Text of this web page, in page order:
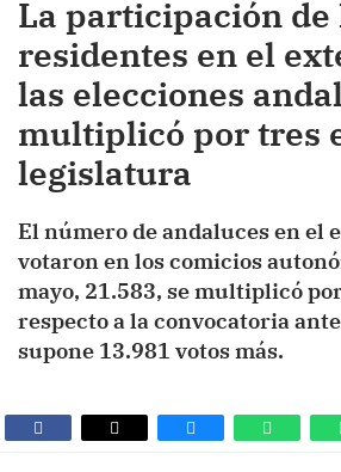
La participación de
residentes en el
las elecciones
multiplicó por tres
legislatura
El número de andaluces en el
votaron en los comicios
mayo, 21.583, se multiplicó
respecto a la convocatoria
supone 13.981 votos más.